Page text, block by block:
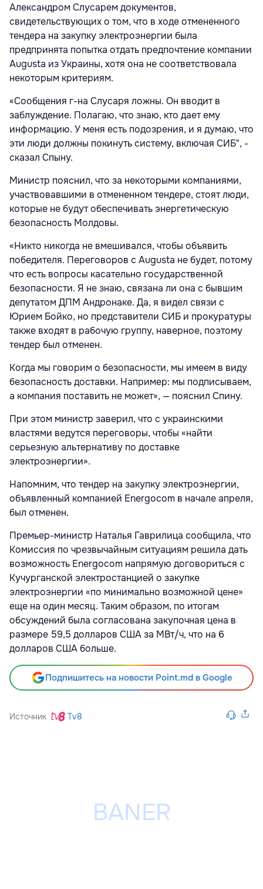
Александром Слусарем документов,
свидетельствующих о том, что в ходе отмененного
тендера на закупку электроэнергии была
предпринята попытка отдать предпочтение компании
Augusta из Украины, хотя она не соответствовала
некоторым критериям.
«Сообщения г-на Слусаря ложны. Он вводит в
заблуждение. Полагаю, что знаю, кто дает ему
информацию. У меня есть подозрения, и я думаю, что
эти люди должны покинуть систему, включая СИБ", -
сказал Спыну.
Министр пояснил, что за некоторыми компаниями,
участвовавшими в отмененном тендере, стоят люди,
которые не будут обеспечивать энергетическую
безопасность Молдовы.
«Никто никогда не вмешивался, чтобы объявить
победителя. Переговоров с Augusta не будет, потому
что есть вопросы касательно государственной
безопасности. Я не знаю, связана ли она с бывшим
депутатом ДПМ Андронаке. Да, я видел связи с
Юрием Бойко, но представители СИБ и прокуратуры
также входят в рабочую группу, наверное, поэтому
тендер был отменен.
Когда мы говорим о безопасности, мы имеем в виду
безопасность доставки. Например: мы подписываем,
а компания поставить не может», — пояснил Спину.
При этом министр заверил, что с украинскими
властями ведутся переговоры, чтобы «найти
серьезную альтернативу по доставке
электроэнергии».
Напомним, что тендер на закупку электроэнергии,
объявленный компанией Energocom в начале апреля,
был отменен.
Премьер-министр Наталья Гаврилица сообщила, что
Комиссия по чрезвычайным ситуациям решила дать
возможность Energocom напрямую договориться с
Кучурганской электростанцией о закупке
электроэнергии «по минимально возможной цене»
еще на один месяц. Таким образом, по итогам
обсуждений была согласована закупочная цена в
размере 59,5 долларов США за МВт/ч, что на 6
долларов США больше.
Подпишитесь на новости Point.md в Google
Источник Tv8